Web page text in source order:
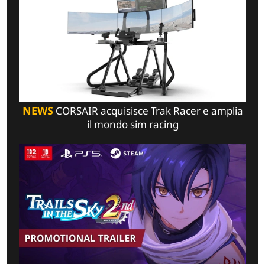
NEWSCORSAIR acquisisce Trak Racer e amplia
il mondo sim racing